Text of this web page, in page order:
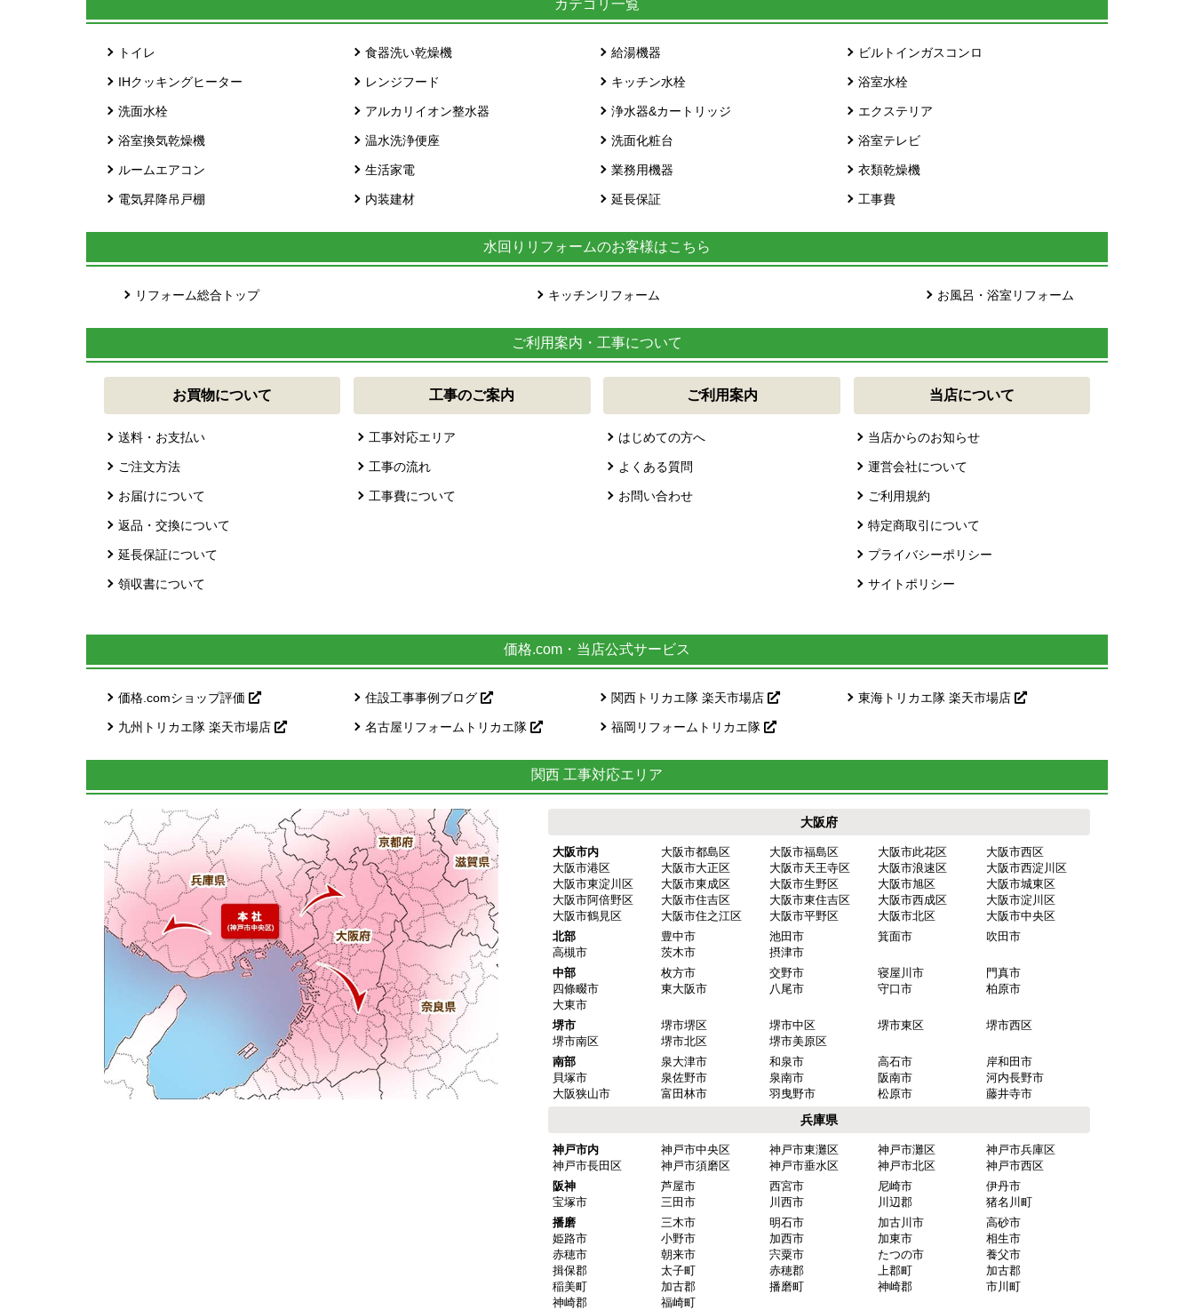
カテゴリ一覧
トイレ 食器洗い乾燥機 給湯機器 ビルトインガスコンロ
IHクッキングヒーター レンジフード キッチン水栓 浴室水栓
洗面水栓 アルカリイオン整水器 浄水器&カートリッジ エクステリア
浴室換気乾燥機 温水洗浄便座 洗面化粧台 浴室テレビ
ルームエアコン 生活家電 業務用機器 衣類乾燥機
電気昇降吊戸棚 内装建材 延長保証 工事費
水回りリフォームのお客様はこちら
リフォーム総合トップ キッチンリフォーム お風呂・浴室リフォーム
ご利用案内・工事について
お買物について
送料・お支払い
ご注文方法
お届けについて
返品・交換について
延長保証について
領収書について
工事のご案内
工事対応エリア
工事の流れ
工事費について
ご利用案内
はじめての方へ
よくある質問
お問い合わせ
当店について
当店からのお知らせ
運営会社について
ご利用規約
特定商取引について
プライバシーポリシー
サイトポリシー
価格.com・当店公式サービス
価格.comショップ評価 住設工事事例ブログ 関西トリカエ隊 楽天市場店 東海トリカエ隊 楽天市場店
九州トリカエ隊 楽天市場店 名古屋リフォームトリカエ隊 福岡リフォームトリカエ隊
関西 工事対応エリア
大阪府
大阪市内 大阪市都島区 大阪市福島区 大阪市此花区
大阪市西区
大阪市港区
大阪市大正区 大阪市天王寺区 大阪市浪速区
大阪市西淀川区
大阪市東淀川区
大阪市東成区 大阪市生野区 大阪市旭区
大阪市城東区
大阪市阿倍野区
大阪市住吉区 大阪市東住吉区 大阪市西成区
大阪市淀川区
大阪市鶴見区
大阪市住之江区 大阪市平野区 大阪市北区
大阪市中央区
北部
豊中市 池田市 箕面市
吹田市
高槻市
茨木市
摂津市
中部
枚方市 交野市 寝屋川市
門真市
四條畷市
東大阪市 八尾市 守口市
柏原市
大東市
堺市
堺市堺区 堺市中区 堺市東区
堺市西区
堺市南区
堺市北区
堺市美原区
南部
泉大津市 和泉市 高石市
岸和田市
貝塚市
泉佐野市 泉南市 阪南市
河内長野市
大阪狭山市
富田林市 羽曳野市 松原市 藤井寺市
兵庫県
神戸市内 神戸市中央区 神戸市東灘区 神戸市灘区
神戸市兵庫区
神戸市長田区
神戸市須磨区 神戸市垂水区 神戸市北区
神戸市西区
阪神
芦屋市 西宮市 尼崎市
伊丹市
宝塚市
三田市 川西市 川辺郡
猪名川町
播磨
三木市 明石市 加古川市
高砂市
姫路市
小野市 加西市 加東市
相生市
赤穂市
朝来市 宍粟市 たつの市
養父市
揖保郡
太子町 赤穂郡 上郡町
加古郡
稲美町
加古郡 播磨町 神崎郡
市川町
神崎郡
福崎町